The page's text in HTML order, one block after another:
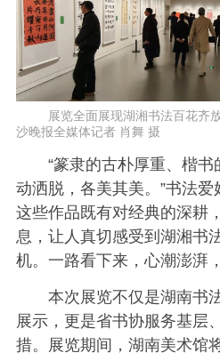
展览全面展现湖湘书法百花齐
沙晚报全媒体记者 肖舞 摄
“篆隶的古朴厚重、楷
动洒脱，各美其美。”书法爱
这些作品既有对经典的深耕
息，让人真切感受到湖湘书
机。一路看下来，心潮澎湃
本次展览不仅是湖南书
展示，更是省书协服务基层
措。展览期间，湖南美术馆